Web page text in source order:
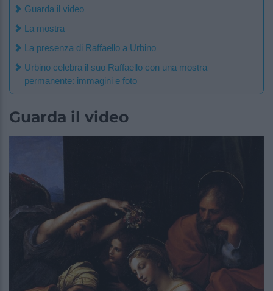
Guarda il video
La mostra
La presenza di Raffaello a Urbino
Urbino celebra il suo Raffaello con una mostra
permanente: immagini e foto
Guarda il video